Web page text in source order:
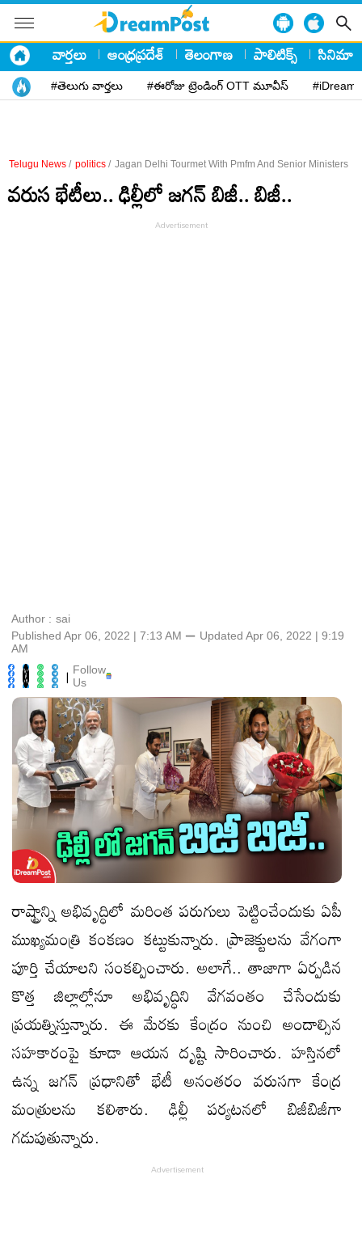
వార్తలు ఆంధ్రప్రదేశ్ తెలంగాణ పాలిటిక్స్ సినిమా
#తెలుగు వార్తలు #ఈరోజు ట్రెండింగ్ OTT మూవీస్
Telugu News / politics / Jagan Delhi Tourmet With Pmfm And Senior Ministers
వ‌రుస భేటీలు.. ఢిల్లీలో జ‌గ‌న్ బిజీ.. బిజీ..
Author : sai
Published Apr 06, 2022 | 7:13 AM ⚊ Updated Apr 06, 2022 | 9:19
AM
| Follow
Us
రాష్ట్రాన్ని అభివృద్ధిలో మ‌రింత ప‌రుగులు పెట్టించేందుకు ఏపీ
ముఖ్య‌మంత్రి కంక‌ణం క‌ట్టుకున్నారు. ప్రాజెక్టుల‌ను వేగంగా
పూర్తి చేయాల‌ని సంక‌ల్పించారు. అలాగే.. తాజాగా ఏర్ప‌డిన
కొత్త జిల్లాల్లోనూ అభివృద్ధిని వేగ‌వంతం చేసేందుకు
ప్ర‌య‌త్నిస్తున్నారు. ఈ మేర‌కు కేంద్రం నుంచి అందాల్సిన
స‌హ‌కారంపై కూడా ఆయ‌న దృష్టి సారించారు. హ‌స్తిన‌లో
ఉన్న జ‌గ‌న్ ప్ర‌ధానితో భేటీ అనంత‌రం వ‌రుస‌గా కేంద్ర
మంత్రుల‌ను క‌లిశారు. ఢిల్లీ పర్యటనలో బిజీబిజీగా
గ‌డుపుతున్నారు.